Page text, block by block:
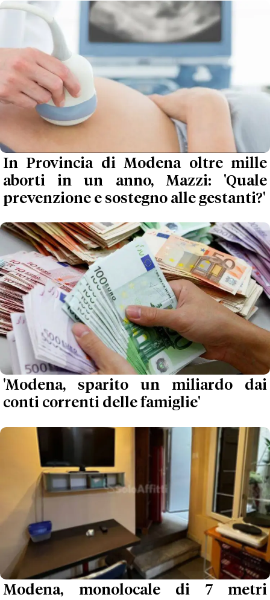
In Provincia di Modena oltre mille
aborti in un anno, Mazzi: 'Quale
prevenzione e sostegno alle gestanti?'
'Modena, sparito un miliardo dai
conti correnti delle famiglie'
Modena, monolocale di 7 metri